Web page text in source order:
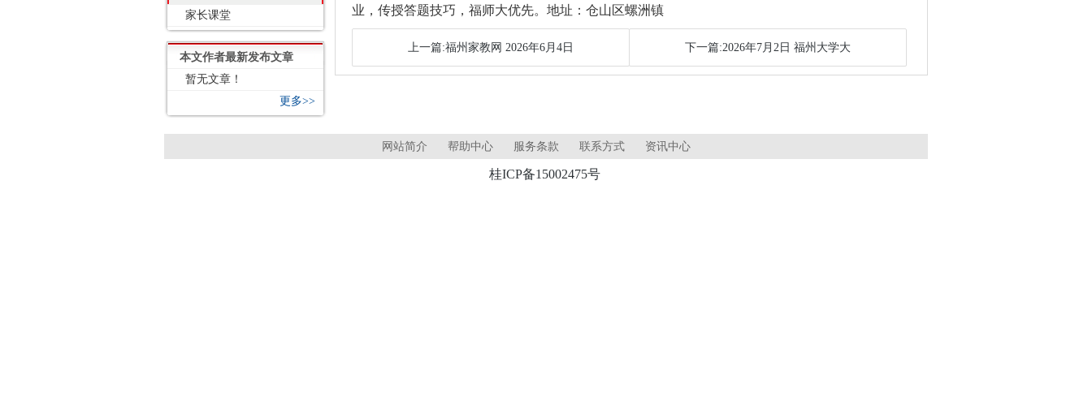
家长课堂
本文作者最新发布文章
暂无文章！
更多>>
业，传授答题技巧，福师大优先。地址：仓山区螺洲镇
上一篇:福州家教网 2026年6月4日 下一篇:2026年7月2日 福州大学大
网站简介 帮助中心 服务条款 联系方式 资讯中心
桂ICP备15002475号